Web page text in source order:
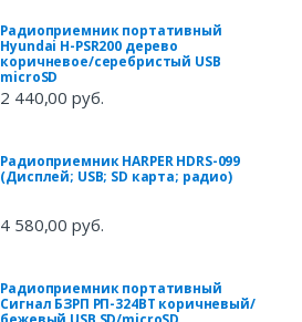
Радиоприемник портативный
Hyundai H-PSR200 дерево
коричневое/серебристый USB
microSD
2 440,00 руб.
Радиоприемник HARPER HDRS-099
(Дисплей; USB; SD карта; радио)
4 580,00 руб.
Радиоприемник портативный
Сигнал БЗРП РП-324BT коричневый/